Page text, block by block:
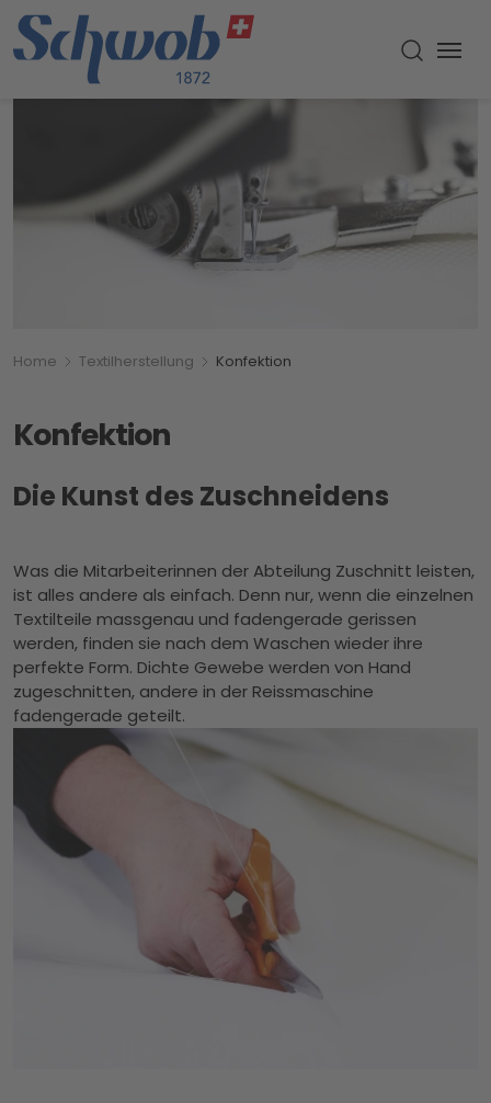
Menu
Breadcrumbnavigation
Sie befinden sich hier:
Home Textilherstellung Konfektion
Konfektion
Die Kunst des Zuschneidens
Was die Mitarbeiterinnen der Abteilung Zuschnitt leisten,
ist alles andere als einfach. Denn nur, wenn die einzelnen
Textilteile massgenau und fadengerade gerissen
werden, finden sie nach dem Waschen wieder ihre
perfekte Form. Dichte Gewebe werden von Hand
zugeschnitten, andere in der Reissmaschine
fadengerade geteilt.